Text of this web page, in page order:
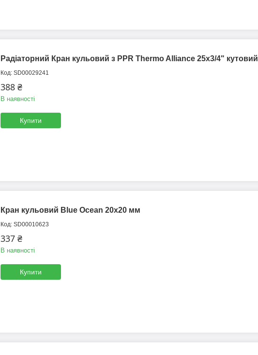
Радіаторний Кран кульовий з PPR Thermo Alliance 25х3/4" кутовий
SD00029241
388 ₴
В наявності
Купити
Кран кульовий Blue Ocean 20х20 мм
SD00010623
337 ₴
В наявності
Купити